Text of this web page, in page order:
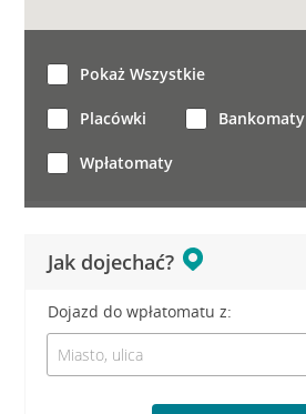
Jak dojechać?
Dojazd do wpłatomatu z:
Pokaż Wszystkie
Placówki Bankomaty
Wpłatomaty